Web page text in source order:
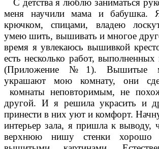
меня научили мама и бабушка.
крючком, спицами, владею
умею шить, вышивать и многое
время я увлекаюсь вышивкой
есть несколько работ, выполненных
(Приложение №1). Вышитые
украшают мою комнату, они
комнаты неповторимым, не
другой. И я решила украсить и
принести в них уют и комфорт.
интерьер зала, я пришла к выводу,
верхнюю нишу стенки хорошо